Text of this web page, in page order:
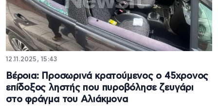
12.11.2025, 15:43
Βέροια: Προσωρινά κρατούμενος ο 45χρονος
επίδοξος ληστής που πυροβόλησε ζευγάρι
στο φράγμα του Αλιάκμονα